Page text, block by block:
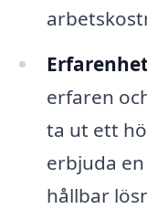
erfaren
ta ut ett
erbjuda
hållbar